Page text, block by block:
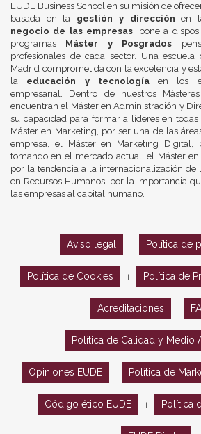
EUDE Business School en su misión de
basada en la gestión y dirección en
negocio de las empresas, pone a
programas Máster y Posgrados
profesionales de cada sector. Una escuela
Madrid comprometida con la excelencia y
la educación y tecnologíaen los
empresarial. Dentro de nuestros
encuentran el Máster en Administración y
su capacidad para formar a líderes en
Máster en Marketing, por ser una de las
empresa, el Máster en Marketing
tomando en el mercado actual, el Máster en
por la tendencia a la internacionalización de
en Recursos Humanos, por la importancia
las empresas al capital humano.
Aviso legal Política de
Política de Cookies Política de
Acreditaciones
Política de Calidad y Medio
Opiniones EUDE Política de
Código ético EUDE Política